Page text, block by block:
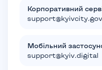
Корпоративний
Мобільний
support@kyiv.digital